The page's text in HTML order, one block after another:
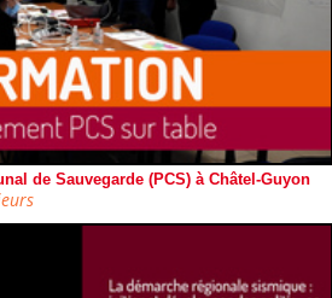
de Sauvegarde (PCS) à Châtel-Guyon